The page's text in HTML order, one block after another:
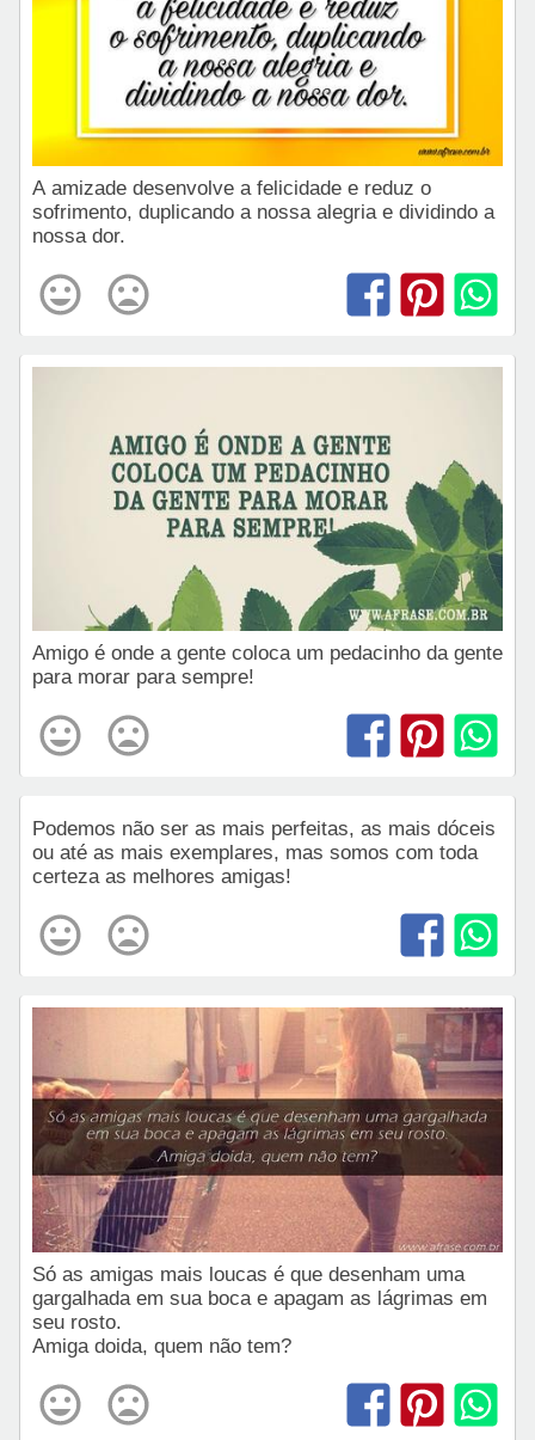
A amizade desenvolve a felicidade e reduz o
sofrimento, duplicando a nossa alegria e dividindo a
nossa dor.
Amigo é onde a gente coloca um pedacinho da gente
para morar para sempre!
Podemos não ser as mais perfeitas, as mais dóceis
ou até as mais exemplares, mas somos com toda
certeza as melhores amigas!
Só as amigas mais loucas é que desenham uma
gargalhada em sua boca e apagam as lágrimas em
seu rosto.
Amiga doida, quem não tem?